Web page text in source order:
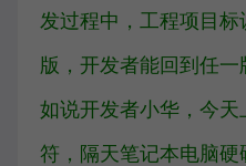
发过程中，工程项目
版，开发者能回到任
如说开发者小华，今
符，隔天笔记本电脑